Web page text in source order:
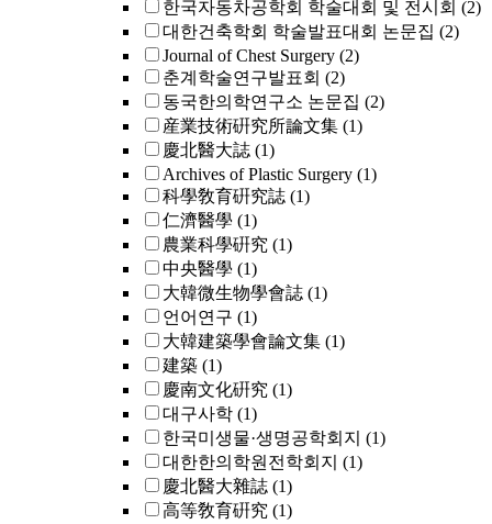
한국자동차공학회 학술대회 및 전시회 (2)
대한건축학회 학술발표대회 논문집 (2)
Journal of Chest Surgery (2)
춘계학술연구발표회 (2)
동국한의학연구소 논문집 (2)
産業技術硏究所論文集 (1)
慶北醫大誌 (1)
Archives of Plastic Surgery (1)
科學敎育硏究誌 (1)
仁濟醫學 (1)
農業科學硏究 (1)
中央醫學 (1)
大韓微生物學會誌 (1)
언어연구 (1)
大韓建築學會論文集 (1)
建築 (1)
慶南文化硏究 (1)
대구사학 (1)
한국미생물·생명공학회지 (1)
대한한의학원전학회지 (1)
慶北醫大雜誌 (1)
高等敎育硏究 (1)